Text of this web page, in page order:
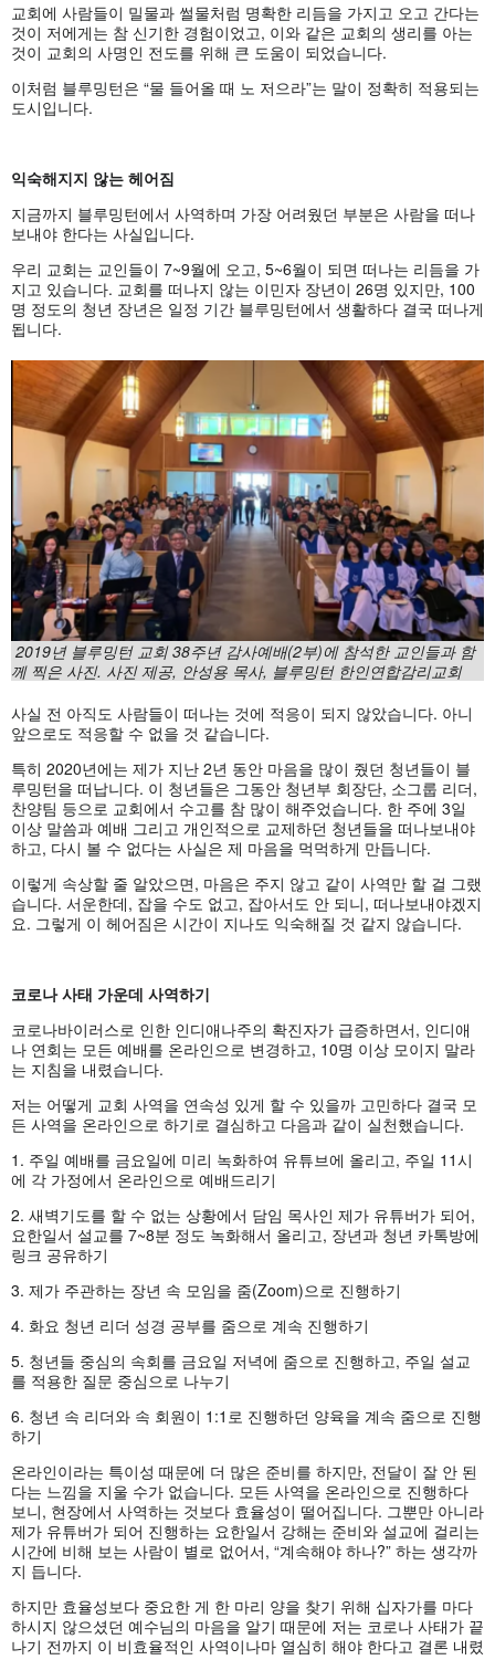
교회에 사람들이 밀물과 썰물처럼 명확한 리듬을 가지고 오고 간다는
것이 저에게는 참 신기한 경험이었고, 이와 같은 교회의 생리를 아는
것이 교회의 사명인 전도를 위해 큰 도움이 되었습니다.
이처럼 블루밍턴은 “물 들어올 때 노 저으라”는 말이 정확히 적용되는
도시입니다.
익숙해지지 않는 헤어짐
지금까지 블루밍턴에서 사역하며 가장 어려웠던 부분은 사람을 떠나
보내야 한다는 사실입니다.
우리 교회는 교인들이 7~9월에 오고, 5~6월이 되면 떠나는 리듬을 가
지고 있습니다. 교회를 떠나지 않는 이민자 장년이 26명 있지만, 100
명 정도의 청년 장년은 일정 기간 블루밍턴에서 생활하다 결국 떠나게
됩니다.
2019년 블루밍턴 교회 38주년 감사예배(2부)에 참석한 교인들과 함
께 찍은 사진. 사진 제공, 안성용 목사, 블루밍턴 한인연합감리교회
사실 전 아직도 사람들이 떠나는 것에 적응이 되지 않았습니다. 아니
앞으로도 적응할 수 없을 것 같습니다.
특히 2020년에는 제가 지난 2년 동안 마음을 많이 줬던 청년들이 블
루밍턴을 떠납니다. 이 청년들은 그동안 청년부 회장단, 소그룹 리더,
찬양팀 등으로 교회에서 수고를 참 많이 해주었습니다. 한 주에 3일
이상 말씀과 예배 그리고 개인적으로 교제하던 청년들을 떠나보내야
하고, 다시 볼 수 없다는 사실은 제 마음을 먹먹하게 만듭니다.
이렇게 속상할 줄 알았으면, 마음은 주지 않고 같이 사역만 할 걸 그랬
습니다. 서운한데, 잡을 수도 없고, 잡아서도 안 되니, 떠나보내야겠지
요. 그렇게 이 헤어짐은 시간이 지나도 익숙해질 것 같지 않습니다.
코로나 사태 가운데 사역하기
코로나바이러스로 인한 인디애나주의 확진자가 급증하면서, 인디애
나 연회는 모든 예배를 온라인으로 변경하고, 10명 이상 모이지 말라
는 지침을 내렸습니다.
저는 어떻게 교회 사역을 연속성 있게 할 수 있을까 고민하다 결국 모
든 사역을 온라인으로 하기로 결심하고 다음과 같이 실천했습니다.
1. 주일 예배를 금요일에 미리 녹화하여 유튜브에 올리고, 주일 11시
에 각 가정에서 온라인으로 예배드리기
2. 새벽기도를 할 수 없는 상황에서 담임 목사인 제가 유튜버가 되어,
요한일서 설교를 7~8분 정도 녹화해서 올리고, 장년과 청년 카톡방에
링크 공유하기
3. 제가 주관하는 장년 속 모임을 줌(Zoom)으로 진행하기
4. 화요 청년 리더 성경 공부를 줌으로 계속 진행하기
5. 청년들 중심의 속회를 금요일 저녁에 줌으로 진행하고, 주일 설교
를 적용한 질문 중심으로 나누기
6. 청년 속 리더와 속 회원이 1:1로 진행하던 양육을 계속 줌으로 진행
하기
온라인이라는 특이성 때문에 더 많은 준비를 하지만, 전달이 잘 안 된
다는 느낌을 지울 수가 없습니다. 모든 사역을 온라인으로 진행하다
보니, 현장에서 사역하는 것보다 효율성이 떨어집니다. 그뿐만 아니라
제가 유튜버가 되어 진행하는 요한일서 강해는 준비와 설교에 걸리는
시간에 비해 보는 사람이 별로 없어서, “계속해야 하나?” 하는 생각까
지 듭니다.
하지만 효율성보다 중요한 게 한 마리 양을 찾기 위해 십자가를 마다
하시지 않으셨던 예수님의 마음을 알기 때문에 저는 코로나 사태가 끝
나기 전까지 이 비효율적인 사역이나마 열심히 해야 한다고 결론 내렸